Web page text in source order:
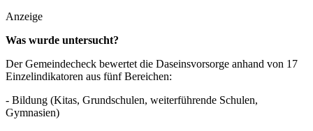
Anzeige
Was wurde untersucht?
Der Gemeindecheck bewertet die Daseinsvorsorge anhand von 17
Einzelindikatoren aus fünf Bereichen:
- Bildung (Kitas, Grundschulen, weiterführende Schulen,
Gymnasien)